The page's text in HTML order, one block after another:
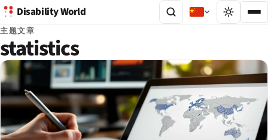
Disability World
主题文章
statistics